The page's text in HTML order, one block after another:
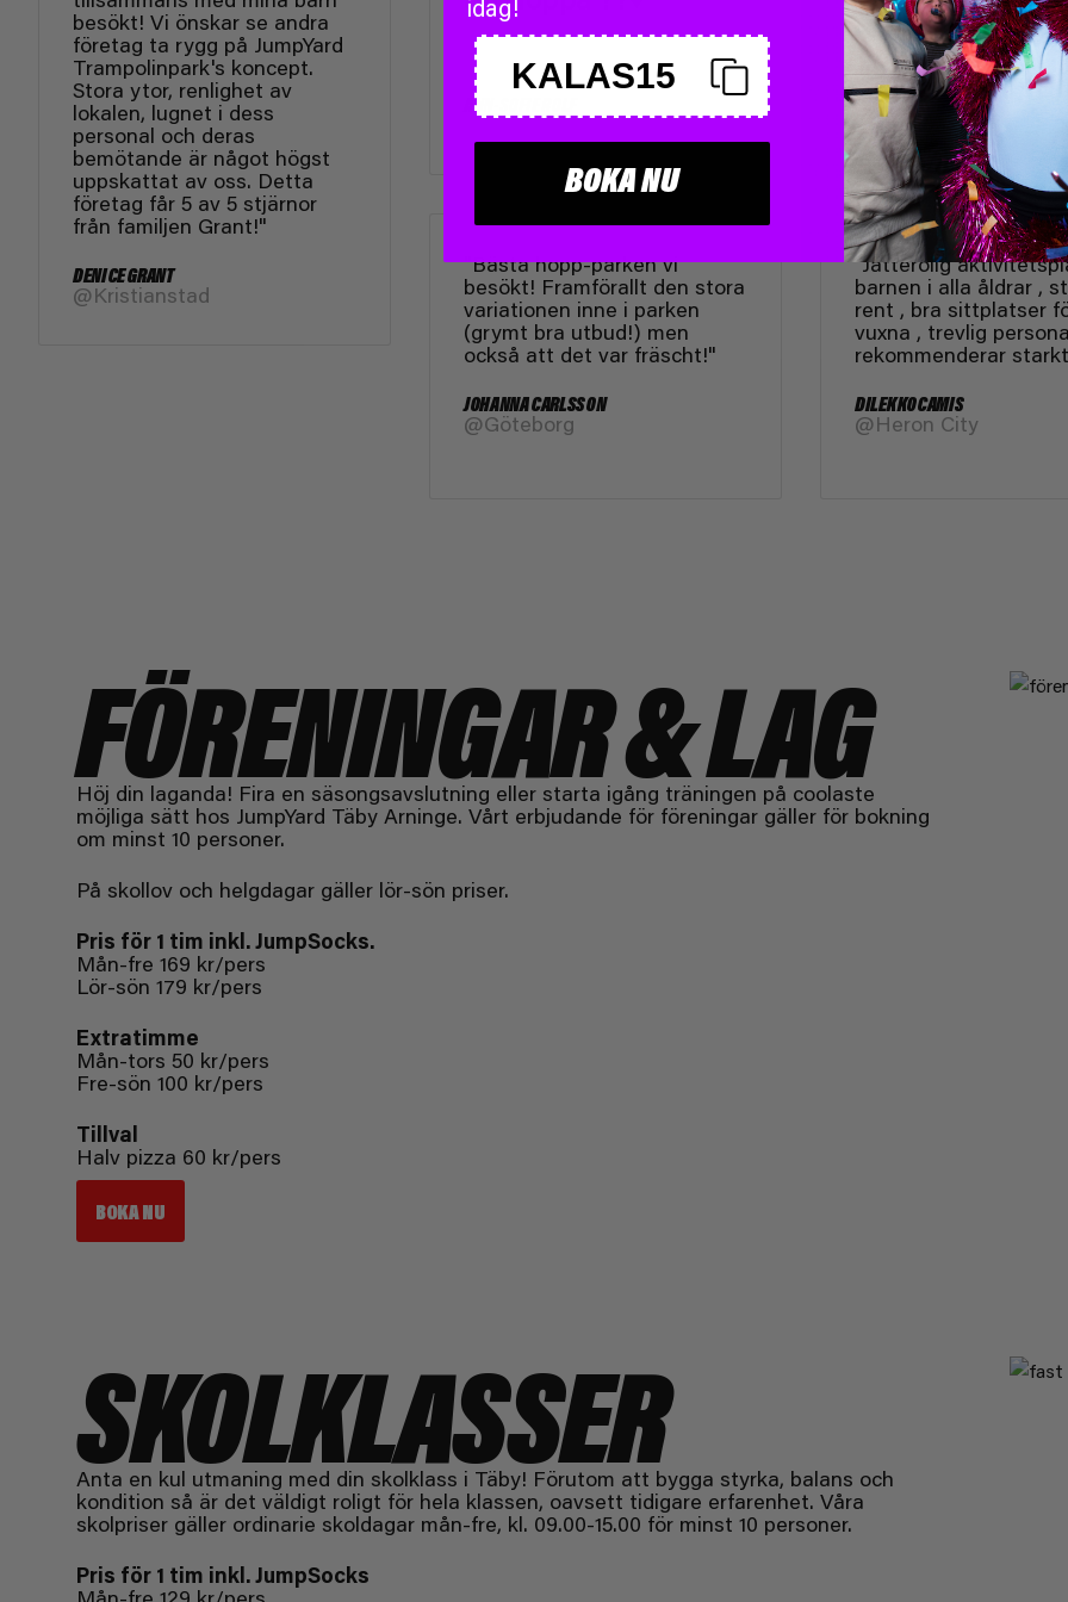
besökt! Vi önskar se andra
företag ta rygg på JumpYard
Trampolinpark's koncept.
Stora ytor, renlighet av
lokalen, lugnet i dess
personal och deras
bemötande är något högst
uppskattat av oss. Detta
företag får 5 av 5 stjärnor
från familjen Grant!"
DENICE GRANT
@Kristianstad
ANN-SOFIE ROLF
@Kungsbacka
"Bästa hopp-parken vi
besökt! Framförallt den stora
variationen inne i parken
(grymt bra utbud!) men
också att det var fräscht!"
JOHANNA CARLSSON
@Göteborg
"Jätterolig
barnen i alla åldrar ,
rent , bra sittplatser
vuxna , trevlig
rekommenderar
DILEK KOCAMIS
@Heron City
FÖRENINGAR & LAG
Höj din laganda! Fira en säsongsavslutning eller starta igång träningen på coolaste
möjliga sätt hos JumpYard Täby Arninge. Vårt erbjudande för föreningar gäller för bokning
om minst 10 personer.
På skollov och helgdagar gäller lör-sön priser.
Pris för 1 tim inkl. JumpSocks.
Mån-fre 169 kr/pers
Lör-sön 179 kr/pers
Extratimme
Mån-tors 50 kr/pers
Fre-sön 100 kr/pers
Tillval
Halv pizza 60 kr/pers
BOKA NU
SKOLKLASSER
Anta en kul utmaning med din skolklass i Täby! Förutom att bygga styrka, balans och
kondition så är det väldigt roligt för hela klassen, oavsett tidigare erfarenhet. Våra
skolpriser gäller ordinarie skoldagar mån-fre, kl. 09.00-15.00 för minst 10 personer.
Pris för 1 tim inkl. JumpSocks
idag!
KALAS15
BOKA NU